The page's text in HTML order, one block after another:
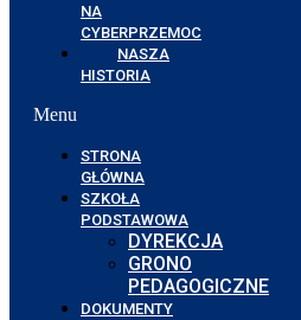
NA
CYBERPRZEMOC
NASZA
HISTORIA
Menu
STRONA
GŁÓWNA
SZKOŁA
PODSTAWOWA
DYREKCJA
GRONO
PEDAGOGICZNE
DOKUMENTY